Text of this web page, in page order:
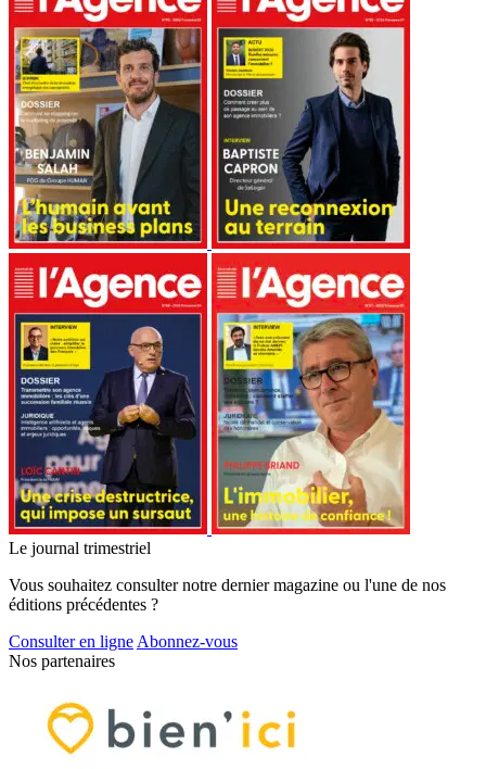
Le journal trimestriel
Vous souhaitez consulter notre dernier magazine ou l'une de nos
éditions précédentes ?
Consulter en ligneAbonnez-vous
Nos partenaires